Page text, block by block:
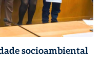
socioambiental